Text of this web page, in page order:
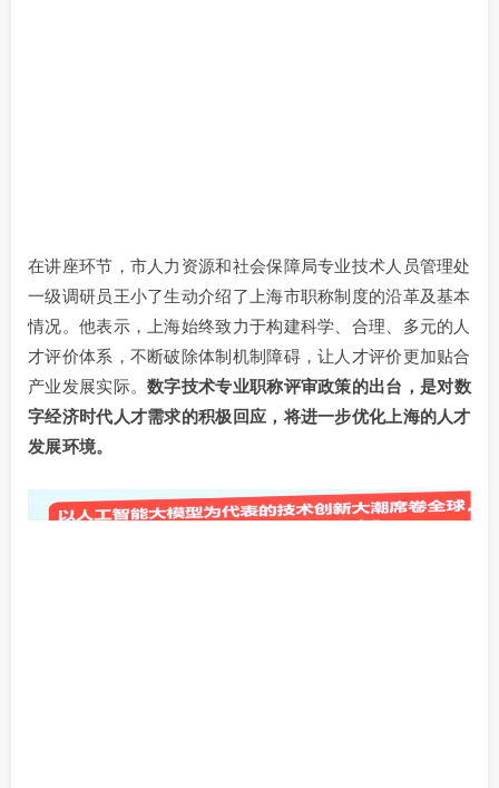
在讲座环节，市人力资源和社会保障局专业技术人员管理处
一级调研员王小了生动介绍了上海市职称制度的沿革及基本
情况。他表示，上海始终致力于构建科学、合理、多元的人
才评价体系，不断破除体制机制障碍，让人才评价更加贴合
产业发展实际。数字技术专业职称评审政策的出台，是对数
字经济时代人才需求的积极回应，将进一步优化上海的人才
发展环境。